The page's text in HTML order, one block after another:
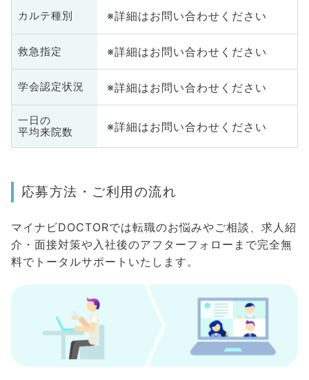
カルテ種別 ※詳細はお問い合わせください
救急指定 ※詳細はお問い合わせください
学会認定状況 ※詳細はお問い合わせください
一日の
平均来院数
※詳細はお問い合わせください
応募方法・ご利用の流れ
マイナビDOCTORでは転職のお悩みやご相談、求人紹
介・面接対策や入社後のアフターフォローまで完全無
料でトータルサポートいたします。